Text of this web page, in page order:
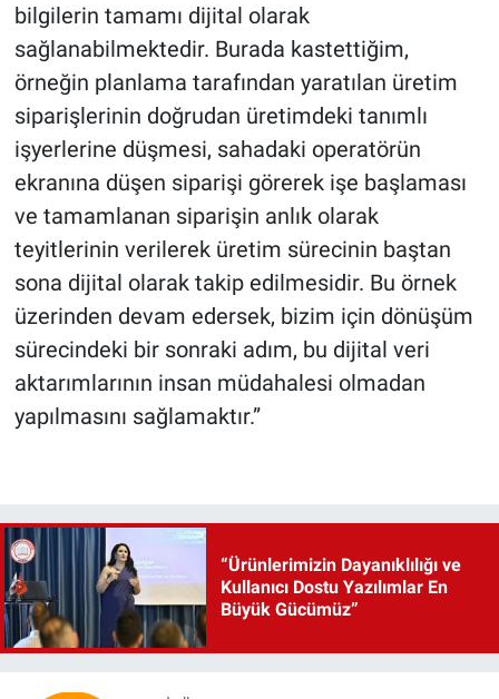
bilgilerin tamamı dijital olarak
sağlanabilmektedir. Burada kastettiğim,
örneğin planlama tarafından yaratılan üretim
siparişlerinin doğrudan üretimdeki tanımlı
işyerlerine düşmesi, sahadaki operatörün
ekranına düşen siparişi görerek işe başlaması
ve tamamlanan siparişin anlık olarak
teyitlerinin verilerek üretim sürecinin baştan
sona dijital olarak takip edilmesidir. Bu örnek
üzerinden devam edersek, bizim için dönüşüm
sürecindeki bir sonraki adım, bu dijital veri
aktarımlarının insan müdahalesi olmadan
yapılmasını sağlamaktır.”
“Ürünlerimizin Dayanıklılığı ve
Kullanıcı Dostu Yazılımlar En
Büyük Gücümüz”